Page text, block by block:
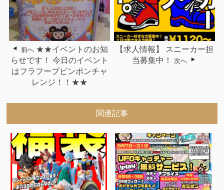
前へ ★★イベントのお知
らせです！ 今日のイベント
はフラフープピンポンチャ
レンジ！！★★
【求人情報】 スニーカー担
当募集中！
次へ
関連記事